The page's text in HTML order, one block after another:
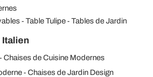
Table Tulipe Tables de Jardin
Italien
Chaises de Cuisine Modernes
Chaises de Jardin Design